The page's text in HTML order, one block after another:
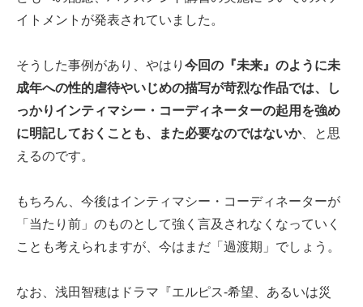
イトメントが発表されていました。
そうした事例があり、やはり 今回の『未来』のように未
成年への性的虐待やいじめの描写が苛烈な作品では、し
っかりインティマシー・コーディネーターの起用を強め
に明記しておくことも、また必要なのではないか、と思
えるのです。
もちろん、今後はインティマシー・コーディネーターが
「当たり前」のものとして強く言及されなくなっていく
ことも考えられますが、今はまだ「過渡期」でしょう。
なお、浅田智穂はドラマ『エルピス-希望、あるいは災